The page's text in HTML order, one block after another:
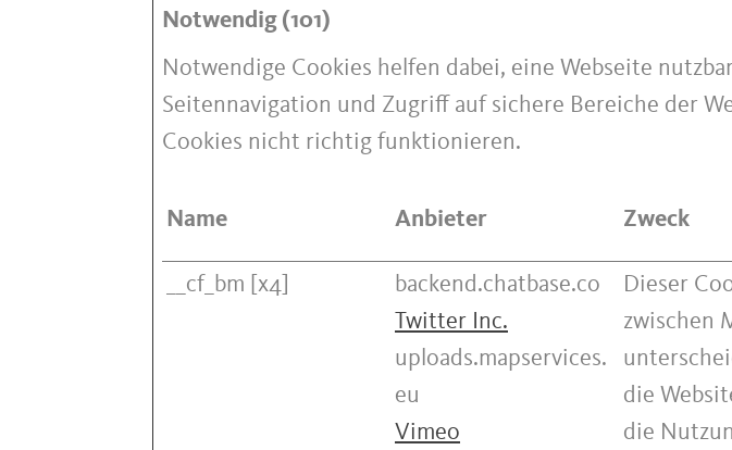
Notwendig (101)
Notwendige Cookies helfen dabei, eine Webseite
Seitennavigation und Zugriff auf sichere Bereiche der
Cookies nicht richtig funktionieren.
Name Anbieter Zweck
__cf_bm [x4]
backend.chatbase.co
Twitter Inc.
uploads.mapservices.
eu
Vimeo
Dieser
zwischen
die
die